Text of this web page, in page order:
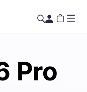
Pro